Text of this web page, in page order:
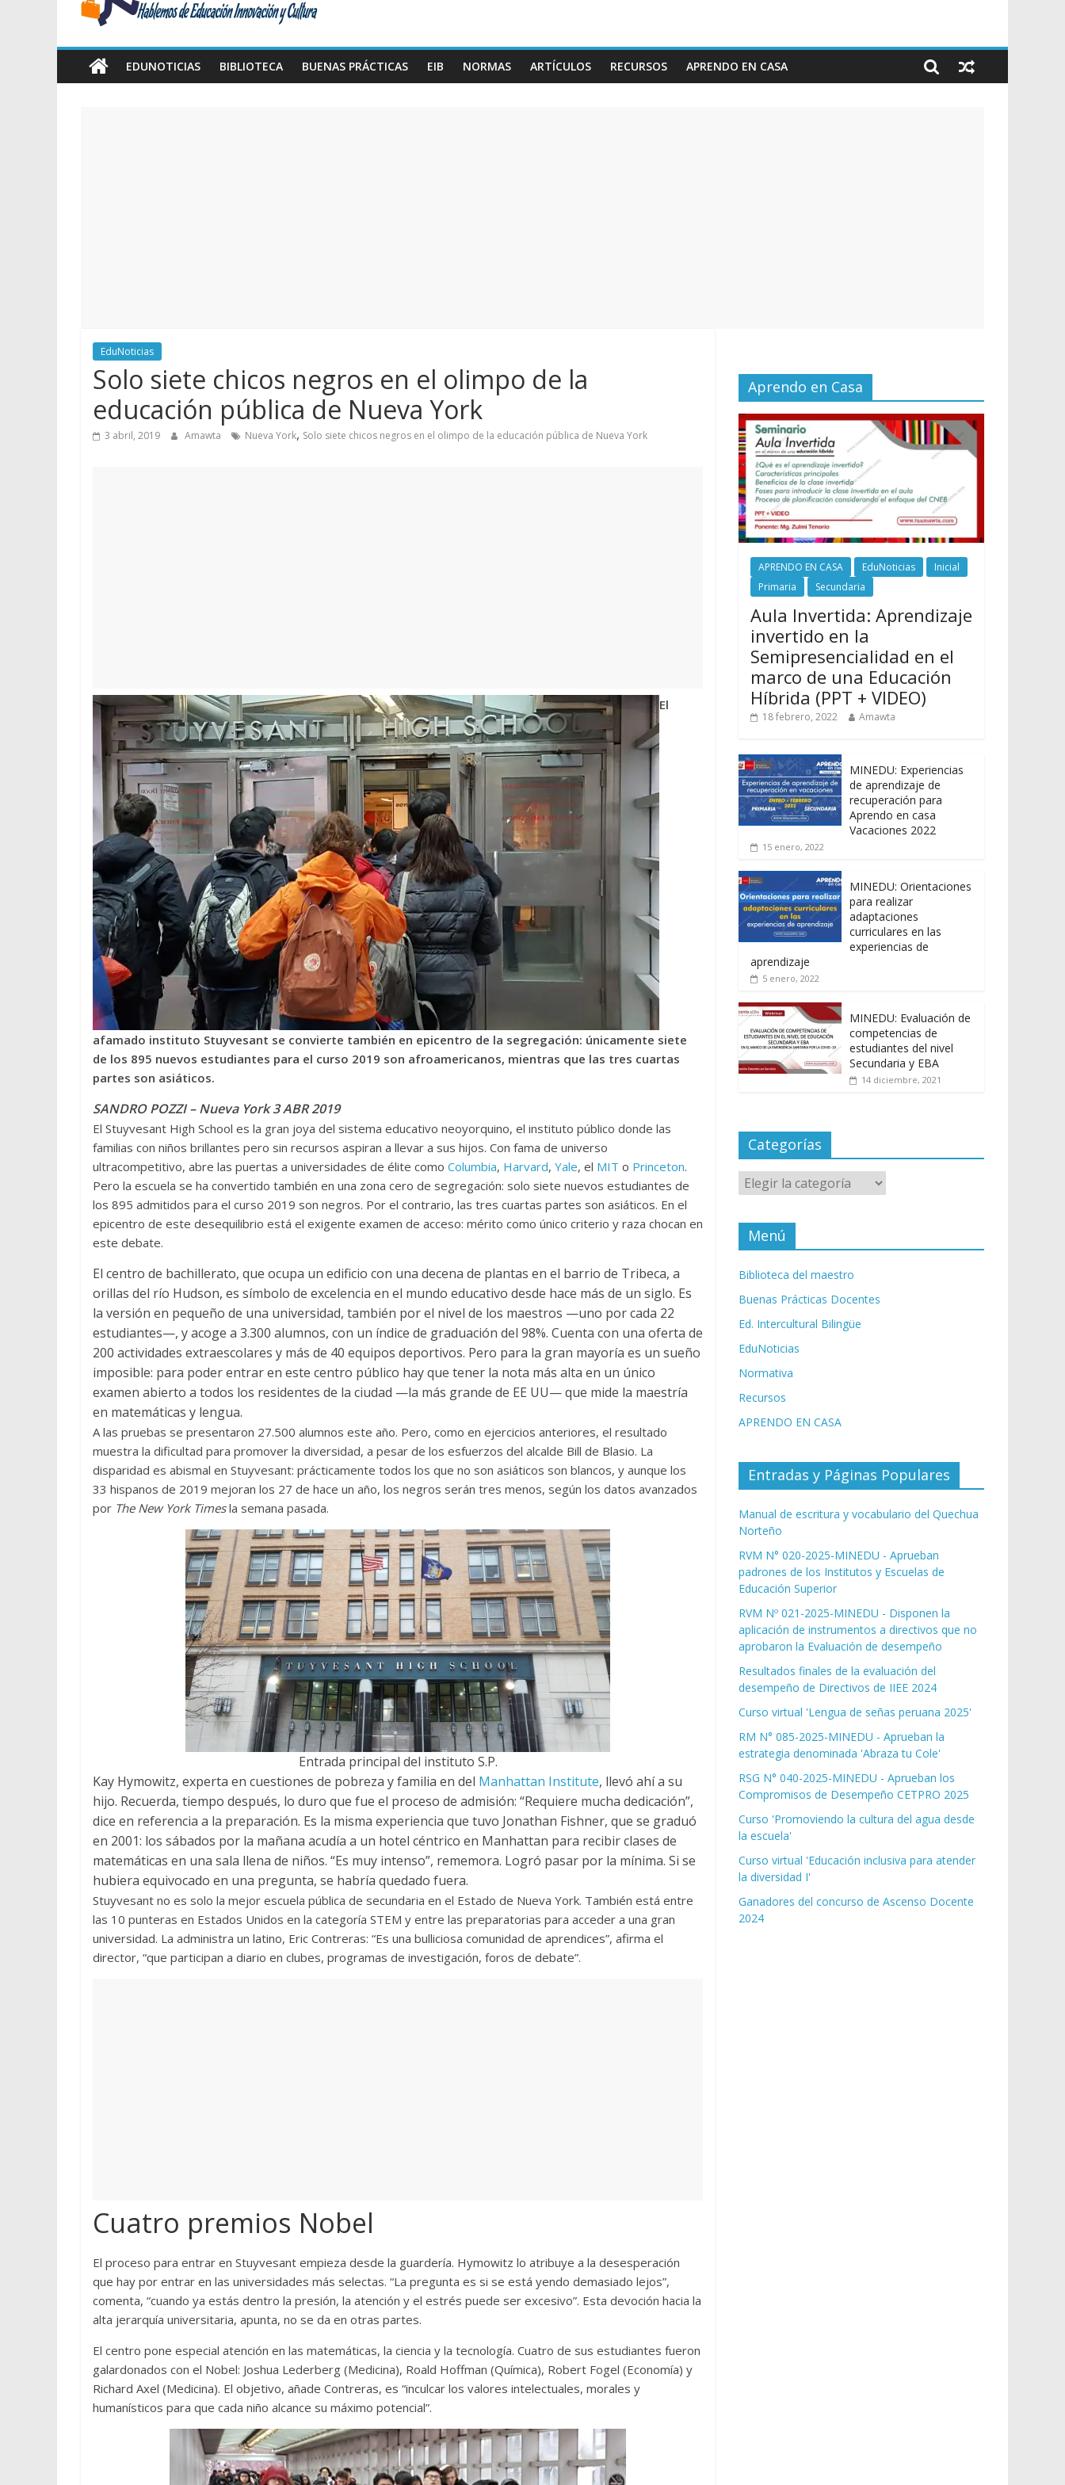
Educación,
EDUNOTICIAS BIBLIOTECA BUENAS PRÁCTICAS EIB NORMAS ARTÍCULOS RECURSOS APRENDO EN CASA
EduNoticias
Solo siete chicos negros en el olimpo de la
educación pública de Nueva York
3 abril, 2019 Amawta Nueva York, Solo siete chicos negros en el olimpo de la educación pública de Nueva York
El
afamado instituto Stuyvesant se convierte también en epicentro de la segregación: únicamente siete
de los 895 nuevos estudiantes para el curso 2019 son afroamericanos, mientras que las tres cuartas
partes son asiáticos.
SANDRO POZZI –Nueva York3 ABR 2019
El Stuyvesant High School es la gran joya del sistema educativo neoyorquino, el instituto público donde las
familias con niños brillantes pero sin recursos aspiran a llevar a sus hijos. Con fama de universo
ultracompetitivo, abre las puertas a universidades de élite como Columbia, Harvard, Yale, el MIT o Princeton.
Pero la escuela se ha convertido también en una zona cero de segregación: solo siete nuevos estudiantes de
los 895 admitidos para el curso 2019 son negros. Por el contrario, las tres cuartas partes son asiáticos. En el
epicentro de este desequilibrio está el exigente examen de acceso: mérito como único criterio y raza chocan en
este debate.
El centro de bachillerato, que ocupa un edificio con una decena de plantas en el barrio de Tribeca, a
orillas del río Hudson, es símbolo de excelencia en el mundo educativo desde hace más de un siglo. Es
la versión en pequeño de una universidad, también por el nivel de los maestros —uno por cada 22
estudiantes—, y acoge a 3.300 alumnos, con un índice de graduación del 98%. Cuenta con una oferta de
200 actividades extraescolares y más de 40 equipos deportivos. Pero para la gran mayoría es un sueño
imposible: para poder entrar en este centro público hay que tener la nota más alta en un único
examen abierto a todos los residentes de la ciudad —la más grande de EE UU— que mide la maestría
en matemáticas y lengua.
A las pruebas se presentaron 27.500 alumnos este año. Pero, como en ejercicios anteriores, el resultado
muestra la dificultad para promover la diversidad, a pesar de los esfuerzos del alcalde Bill de Blasio. La
disparidad es abismal en Stuyvesant: prácticamente todos los que no son asiáticos son blancos, y aunque los
33 hispanos de 2019 mejoran los 27 de hace un año, los negros serán tres menos, según los datos avanzados
por The New York Timesla semana pasada.
Entrada principal del instituto S.P.
Kay Hymowitz, experta en cuestiones de pobreza y familia en del Manhattan Institute, llevó ahí a su
hijo. Recuerda, tiempo después, lo duro que fue el proceso de admisión: “Requiere mucha dedicación”,
dice en referencia a la preparación. Es la misma experiencia que tuvo Jonathan Fishner, que se graduó
en 2001: los sábados por la mañana acudía a un hotel céntrico en Manhattan para recibir clases de
matemáticas en una sala llena de niños. “Es muy intenso”, rememora. Logró pasar por la mínima. Si se
hubiera equivocado en una pregunta, se habría quedado fuera.
Stuyvesant no es solo la mejor escuela pública de secundaria en el Estado de Nueva York. También está entre
las 10 punteras en Estados Unidos en la categoría STEM y entre las preparatorias para acceder a una gran
universidad. La administra un latino, Eric Contreras: “Es una bulliciosa comunidad de aprendices”, afirma el
director, “que participan a diario en clubes, programas de investigación, foros de debate”.
Cuatro premios Nobel
El proceso para entrar en Stuyvesant empieza desde la guardería. Hymowitz lo atribuye a la desesperación
que hay por entrar en las universidades más selectas. “La pregunta es si se está yendo demasiado lejos”,
comenta, “cuando ya estás dentro la presión, la atención y el estrés puede ser excesivo”. Esta devoción hacia la
alta jerarquía universitaria, apunta, no se da en otras partes.
El centro pone especial atención en las matemáticas, la ciencia y la tecnología. Cuatro de sus estudiantes fueron
galardonados con el Nobel: Joshua Lederberg (Medicina), Roald Hoffman (Química), Robert Fogel (Economía) y
Richard Axel (Medicina). El objetivo, añade Contreras, es “inculcar los valores intelectuales, morales y
humanísticos para que cada niño alcance su máximo potencial”.
Aprendo en Casa
APRENDO EN CASA EduNoticias
Inicial
Primaria
Secundaria
Aula Invertida: Aprendizaje
invertido en la
Semipresencialidad en el
marco de una Educación
Híbrida (PPT + VIDEO)
18 febrero, 2022 Amawta
MINEDU: Experiencias
de aprendizaje de
recuperación para
Aprendo en casa
Vacaciones 2022
15 enero, 2022
MINEDU: Orientaciones
para realizar
adaptaciones
curriculares en las
experiencias de
aprendizaje
5 enero, 2022
MINEDU: Evaluación de
competencias de
estudiantes del nivel
Secundaria y EBA
14 diciembre, 2021
Categorías
Categorías
Menú
Biblioteca del maestro
Buenas Prácticas Docentes
Ed. Intercultural Bilingüe
EduNoticias
Normativa
Recursos
APRENDO EN CASA
Entradas y Páginas Populares
Manual de escritura y vocabulario del Quechua
Norteño
RVM N° 020-2025-MINEDU - Aprueban
padrones de los Institutos y Escuelas de
Educación Superior
RVM Nº 021-2025-MINEDU - Disponen la
aplicación de instrumentos a directivos que no
aprobaron la Evaluación de desempeño
Resultados finales de la evaluación del
desempeño de Directivos de IIEE 2024
Curso virtual 'Lengua de señas peruana 2025'
RM N° 085-2025-MINEDU - Aprueban la
estrategia denominada 'Abraza tu Cole'
RSG N° 040-2025-MINEDU - Aprueban los
Compromisos de Desempeño CETPRO 2025
Curso 'Promoviendo la cultura del agua desde
la escuela'
Curso virtual 'Educación inclusiva para atender
la diversidad I'
Ganadores del concurso de Ascenso Docente
2024